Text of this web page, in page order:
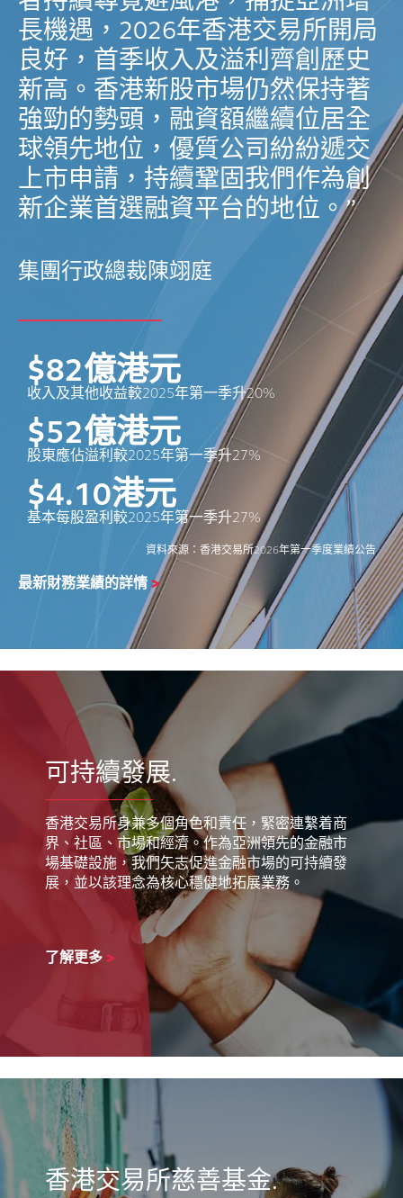
長機遇，2026年香港交易所開局
良好，首季收入及溢利齊創歷史
新高。香港新股市場仍然保持著
強勁的勢頭，融資額繼續位居全
球領先地位，優質公司紛紛遞交
上市申請，持續鞏固我們作為創
新企業首選融資平台的地位。”
集團行政總裁陳翊庭
$82億港元
收入及其他收益較2025年第一季升20%
$52億港元
股東應佔溢利較2025年第一季升27%
$4.10港元
基本每股盈利較2025年第一季升27%
資料來源：香港交易所2026年第一季度業績公告
最新財務業績的詳情 >
可持續發展.
香港交易所身兼多個角色和責任，緊密連繫着商
界、社區、市場和經濟。作為亞洲領先的金融市
場基礎設施，我們矢志促進金融市場的可持續發
展，並以該理念為核心穩健地拓展業務。
了解更多 >
香港交易所慈善基金.